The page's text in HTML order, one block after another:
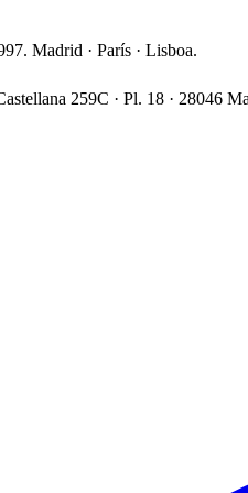
Madrid · París · Lisboa.
259C · Pl. 18 · 28046